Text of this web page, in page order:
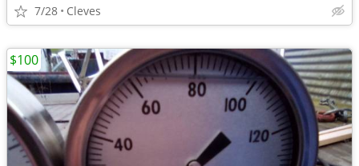
7/28 Cleves
$100